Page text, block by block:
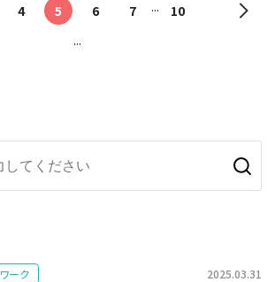
4 5 6 7 ...
10
...
ワーク 2025.03.31